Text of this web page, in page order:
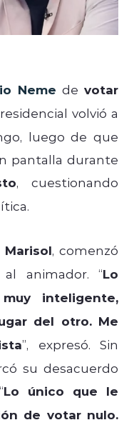
Neme devotar
volvió a
luego de que
pantalla durante
, cuestionando
Marisol, comenzó
animador. “Lo
inteligente,
del otro. Me
”, expresó. Sin
su desacuerdo
Lo único que le
de votar nulo.